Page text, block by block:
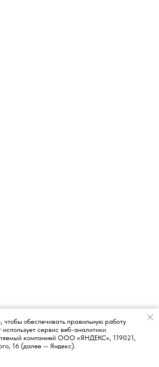
Появился вопрос?
обеспечивать правильную работу
сервис веб-аналитики
компанией ООО «ЯНДЕКС», 119021,
16 (далее — Яндекс).